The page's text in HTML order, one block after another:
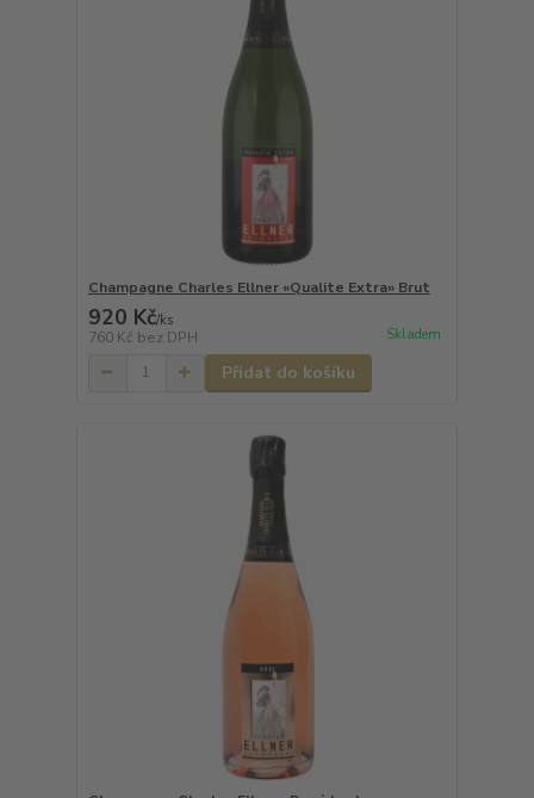
Champagne Charles Ellner «Qualite Extra» Brut
920 Kč/ks
760 Kč bez DPH Skladem
Přidat do košíku